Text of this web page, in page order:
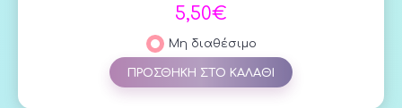
5,50€
Μη διαθέσιμο
ΠΡΟΣΘΗΚΗ ΣΤΟ ΚΑΛΑΘΙ